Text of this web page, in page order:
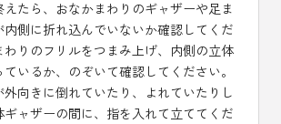
えたら、おなかまわりのギャザーや足ま
内側に折れ込んでいないか確認してくだ
わりのフリルをつまみ上げ、内側の立体
いるか、のぞいて確認してください。
向きに倒れていたり、よれていたりし
ギャザーの間に、指を入れて立ててくだ